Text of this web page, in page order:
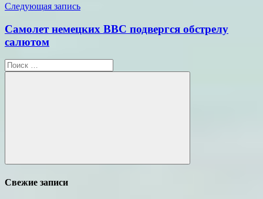
Следующая запись
Самолет немецких ВВС подвергся обстрелу
салютом
Поиск
для:
Поиск
Свежие записи